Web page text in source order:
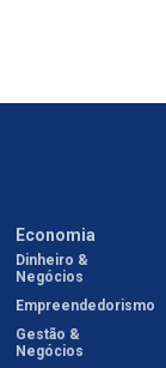
Economia
Dinheiro &
Negócios
Empreendedorismo
Gestão &
Negócios